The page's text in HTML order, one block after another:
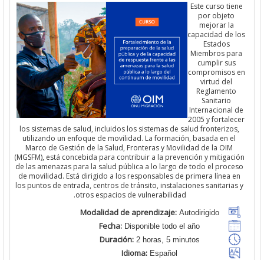
Este curso
por objeto
mejorar la
capacidad
Miembros
cumplir
virtud del
Internacional
2005 y
los sistemas de salud, incluidos los sistemas de salud
utilizando un enfoque de movilidad.La formación, basada en
Marco de Gestión de la Salud, Fronteras y Movilidad de la OIM
(MGSFM), está concebida para contribuir a la prevención y
de las amenazas para la salud pública a lo largo de todo el
de movilidad. Está dirigido a los responsables de primera línea
los puntos de entrada, centros de tránsito, instalaciones
otros espacios de vulnerabilidad
.
Modalidad de aprendizaje:Autodirigido
Fecha:Disponible todo el año
Duración: 2 horas, 5 minutos
Idioma: